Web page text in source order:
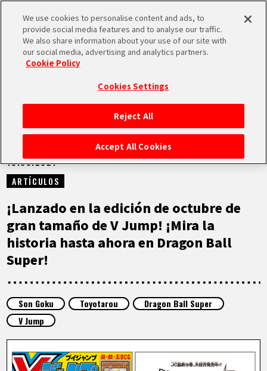
MEN
INICIO
NOTICIAS
LO MÁS DESTACADO
VÍDEOS
ACERCA DE
LANGUAGE
NOTICIAS
19.08.2021
ARTÍCULOS
¡Lanzado en la edición de octubre de
gran tamaño de V Jump! ¡Mira la
historia hasta ahora en Dragon Ball
Super!
Son Goku Toyotarou
Dragon Ball Super
V Jump
We use cookies to personalise content and ads, to
provide social media features and to analyse our traffic.
We also share information about your use of our site with
our social media, advertising and analytics partners.
Cookie Policy
Cookies Settings
Reject All
Accept All Cookies